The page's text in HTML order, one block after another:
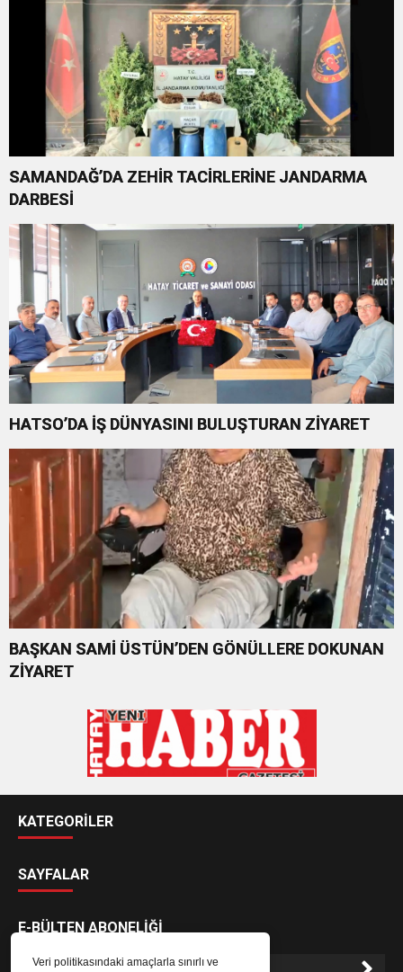
Veri politikasındaki amaçlarla sınırlı ve
SAMANDAĞ’DA ZEHİR TACİRLERİNE JANDARMA
DARBESİ
HATSO’DA İŞ DÜNYASINI BULUŞTURAN ZİYARET
BAŞKAN SAMİ ÜSTÜN’DEN GÖNÜLLERE DOKUNAN
ZİYARET
KATEGORİLER
SAYFALAR
E-BÜLTEN ABONELİĞİ